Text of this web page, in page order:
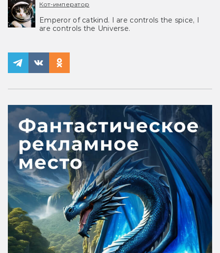
Кот-император
Emperor of catkind. I are controls the spice, I
are controls the Universe.